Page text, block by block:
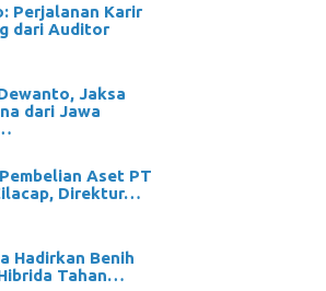
Perjalanan Karir
dari Auditor
Jaksa
dari Jawa
Aset PT
Direktur…
Hadirkan Benih
Tahan…